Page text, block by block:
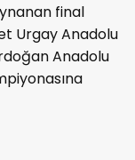
final
Urgay Anadolu
Anadolu